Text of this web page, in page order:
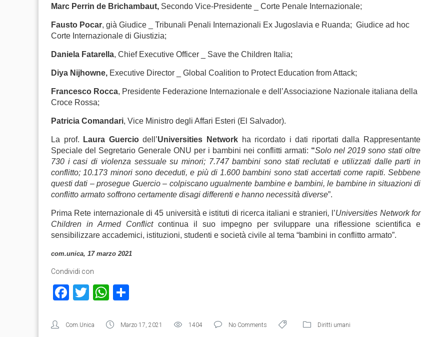
Marc Perrin de Brichambaut, Secondo Vice-Presidente _ Corte Penale Internazionale;
Fausto Pocar, già Giudice _ Tribunali Penali Internazionali Ex Jugoslavia e Ruanda; Giudice ad hoc
Corte Internazionale di Giustizia;
Daniela Fatarella, Chief Executive Officer _ Save the Children Italia;
Diya Nijhowne, Executive Director _ Global Coalition to Protect Education from Attack;
Francesco Rocca, Presidente Federazione Internazionale e dell’Associazione Nazionale italiana della
Croce Rossa;
Patricia Comandari, Vice Ministro degli Affari Esteri (El Salvador).
La prof. Laura Guerciodell’Universities Network ha ricordato i dati riportati dalla Rappresentante
Speciale del Segretario Generale ONU per i bambini nei conflitti armati: “Solo nel 2019 sono stati oltre
730 i casi di violenza sessuale su minori; 7.747 bambini sono stati reclutati e utilizzati dalle parti in
conflitto; 10.173 minori sono deceduti, e più di 1.600 bambini sono stati accertati come rapiti. Sebbene
questi dati – prosegue Guercio – colpiscano ugualmente bambine e bambini, le bambine in situazioni di
conflitto armato soffrono certamente disagi differenti e hanno necessità diverse”.
Prima Rete internazionale di 45 università e istituti di ricerca italiani e stranieri, l’Universities Network for
Children in Armed Conflictcontinua il suo impegno per sviluppare una riflessione scientifica e
sensibilizzare accademici, istituzioni, studenti e società civile al tema “bambini in conflitto armato”.
com.unica, 17 marzo 2021
Condividi con
Facebook
TwitterWhatsApp
Com.Unica Marzo 17, 2021 1404 No Comments Diritti umani